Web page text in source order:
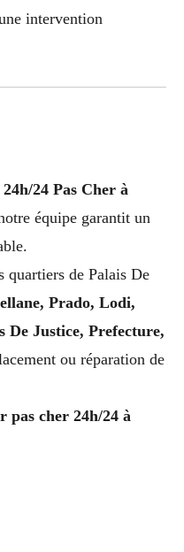
intervention
24 Pas Cher à
équipe garantit un
quartiers de Palais De
Prado, Lodi,
De Justice, Prefecture,
ou réparation de
pas cher 24h/24 à